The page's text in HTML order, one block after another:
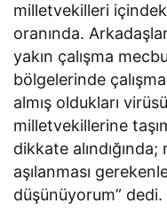
milletvekilleri
oranında.
yakın çalışma
bölgelerinde
almış oldukları
milletvekillerine
dikkate
aşılanması
düşünüyorum” dedi.